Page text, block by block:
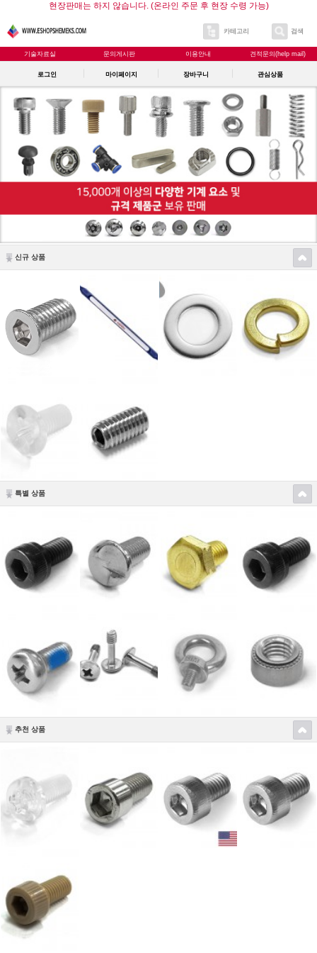
현장판매는 하지 않습니다. (온라인 주문 후 현장 수령 가능)
카테고리 검색
기술자료실 문의게시판 이용안내 견적문의(help mail)
로그인 마이페이지 장바구니 관심상품
신규 상품
특별 상품
추천 상품